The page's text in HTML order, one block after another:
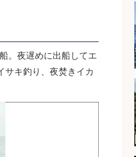
。夜遅めに出船してエ
サキ釣り、夜焚きイカ